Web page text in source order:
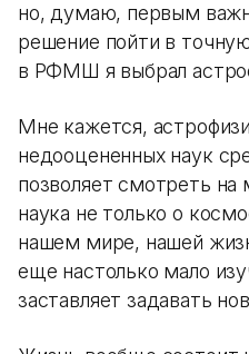
но, думаю, первым
решение пойти в
в РФМШ я выбрал
Мне кажется,
недооцененных наук
позволяет смотреть
наука не только о
нашем мире, нашей
еще настолько мало
заставляет задавать